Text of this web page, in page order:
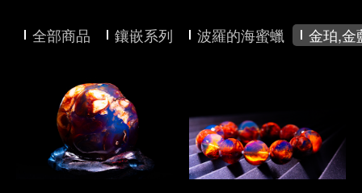
全部商品 鑲嵌系列 波羅的海蜜蠟 金珀,金